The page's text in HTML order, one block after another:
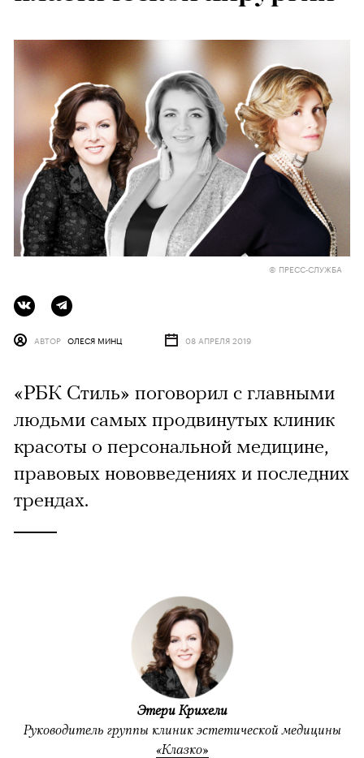
© ПРЕСС-СЛУЖБА
АВТОР ОЛЕСЯ МИНЦ 08 АПРЕЛЯ 2019
«РБК Стиль» поговорил с главными
людьми самых продвинутых клиник
красоты о персональной медицине,
правовых нововведениях и последних
трендах.
Этери Крихели
Руководитель группы клиник эстетической медицины
«Клазко»